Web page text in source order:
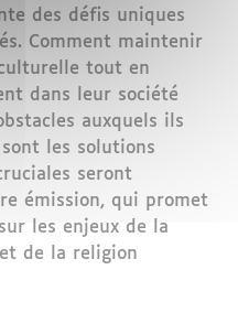
des défis uniques
Comment maintenir
tout en
dans leur société
auxquels ils
les solutions
seront
émission, qui promet
les enjeux de la
de la religion